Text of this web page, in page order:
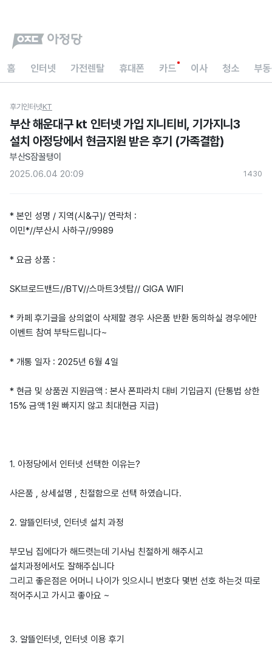
홈 인터넷 가전렌탈 휴대폰 카드 이사 청소 부
후기 인터넷KT
부산 해운대구 kt 인터넷 가입 지니티비, 기가지니3
설치 아정당에서 현금지원 받은 후기 (가족결합)
부산S잠꿀탱이
2025.06.04 20:09
1430
* 본인 성명 / 지역(시&구)/ 연락처 :
이민*//부산시 사하구//9989
* 요금 상품 :
SK브로드밴드//BTV//스마트3셋탑// GIGA WIFI
* 카페 후기글을 상의없이 삭제할 경우 사은품 반환 동의하실 경우에만
이벤트 참여 부탁드립니다~
* 개통 일자 : 2025년 6월 4일
* 현금 및 상품권 지원금액 : 본사 폰파라치 대비 기입금지 (단통법 상한
15% 금액 1원 빠지지 않고 최대현금 지급)
1. 아정당에서 인터넷 선택한 이유는?
사은품 , 상세설명 , 친절함으로 선택 하였습니다.
2. 알뜰인터넷, 인터넷 설치 과정
부모님 집에다가 해드렷는데 기사님 친절하게 해주시고
설치과정에서도 잘해주십니다
그리고 좋은점은 어머니 나이가 잇으시니 번호다 몇번 선호 하는것 따로
적어주시고 가시고 좋아요 ~
3. 알뜰인터넷, 인터넷 이용 후기